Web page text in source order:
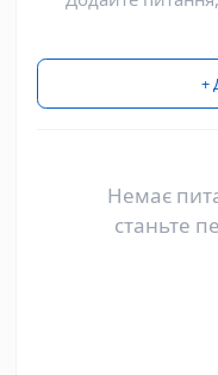
+
Немає
станьте